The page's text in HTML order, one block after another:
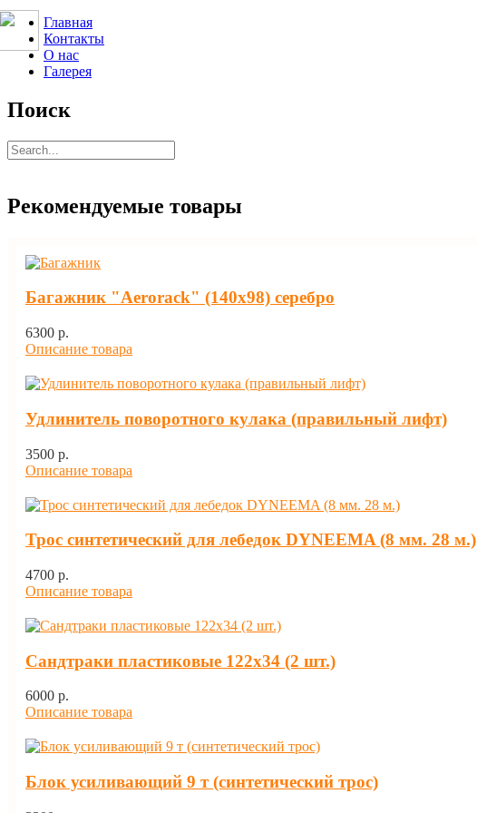
Главная
Контакты
О нас
Галерея
Поиск
Рекомендуемые товары
Багажник "Aerorack" (140х98) серебро
6300 p.
Описание товара
Удлинитель поворотного кулака (правильный лифт)
3500 p.
Описание товара
Трос синтетический для лебедок DYNEEMA (8 мм. 28 м.)
4700 p.
Описание товара
Сандтраки пластиковые 122х34 (2 шт.)
6000 p.
Описание товара
Блок усиливающий 9 т (синтетический трос)